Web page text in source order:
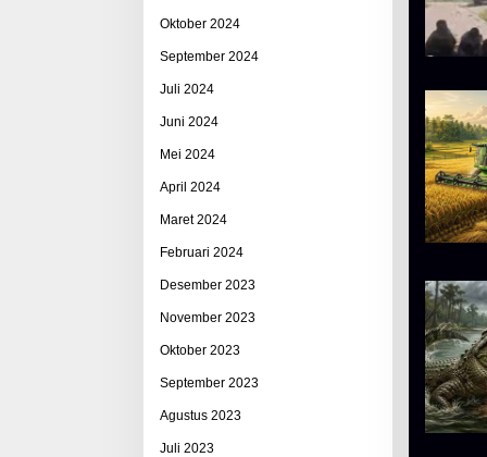
Oktober 2024
September 2024
Juli 2024
Juni 2024
Mei 2024
April 2024
Maret 2024
Februari 2024
Desember 2023
November 2023
Oktober 2023
September 2023
Agustus 2023
Juli 2023